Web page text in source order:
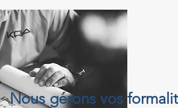
Nous gérons vos